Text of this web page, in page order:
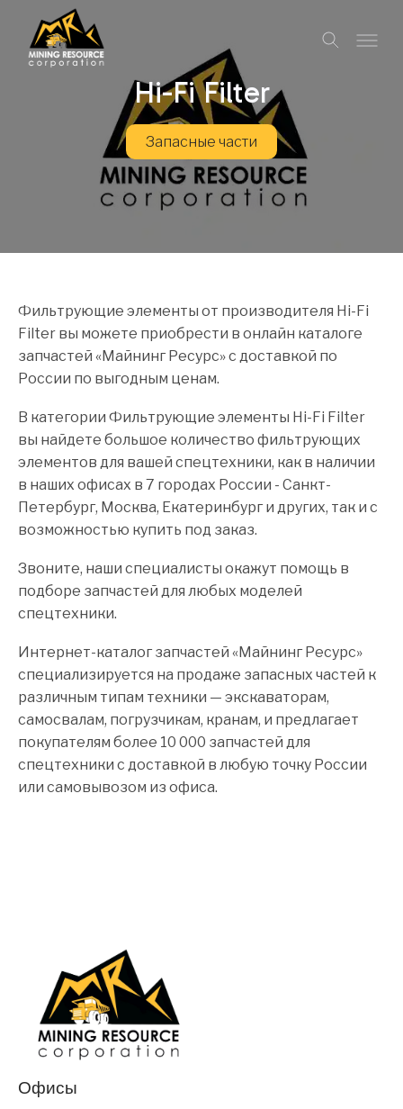
Hi-Fi Filter
Запасные части
Фильтрующие элементы от производителя Hi-Fi
Filter вы можете приобрести в онлайн каталоге
запчастей «Майнинг Ресурс» с доставкой по
России по выгодным ценам.
В категории Фильтрующие элементы Hi-Fi Filter
вы найдете большое количество фильтрующих
элементов для вашей спецтехники, как в наличии
в наших офисах в 7 городах России - Санкт-
Петербург, Москва, Екатеринбург и других, так и с
возможностью купить под заказ.
Звоните, наши специалисты окажут помощь в
подборе запчастей для любых моделей
спецтехники.
Интернет-каталог запчастей «Майнинг Ресурс»
специализируется на продаже запасных частей к
различным типам техники — экскаваторам,
самосвалам, погрузчикам, кранам, и предлагает
покупателям более 10 000 запчастей для
спецтехники с доставкой в любую точку России
или самовывозом из офиса.
Офисы